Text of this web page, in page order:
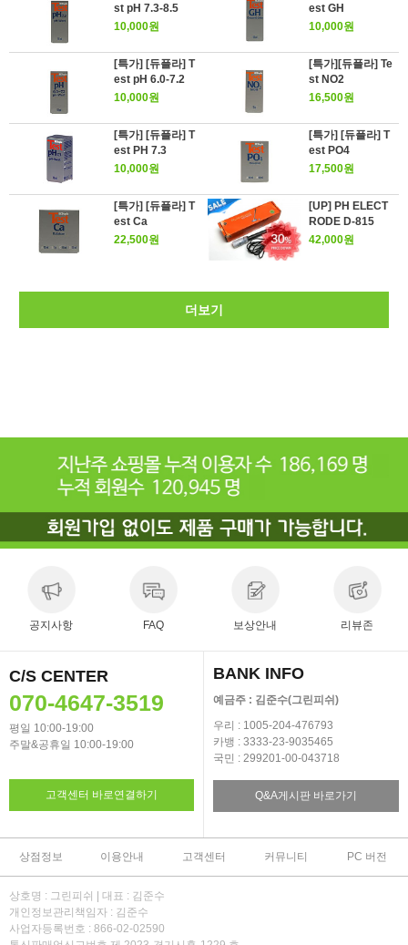
st pH 7.3-8.5
10,000원
est GH
10,000원
[특가] [듀플라] T
est pH 6.0-7.2
10,000원
[특가][듀플라] Te
st NO2
16,500원
[특가] [듀플라] T
est PH 7.3
10,000원
[특가] [듀플라] T
est PO4
17,500원
[특가] [듀플라] T
est Ca
22,500원
[UP] PH ELECT
RODE D-815
42,000원
더보기
공지사항 FAQ 보상안내 리뷰존
C/S CENTER
070-4647-3519
평일 10:00-19:00
주말&공휴일 10:00-19:00
고객센터 바로연결하기
BANK INFO
예금주 : 김준수(그린피쉬)
우리 : 1005-204-476793
카뱅 : 3333-23-9035465
국민 : 299201-00-043718
Q&A게시판 바로가기
상점정보 이용안내 고객센터 커뮤니티 PC 버전
상호명 : 그린피쉬 | 대표 : 김준수
개인정보관리책임자 : 김준수
사업자등록번호 : 866-02-02590